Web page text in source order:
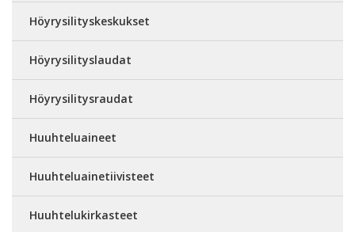
Höyrysilityskeskukset
Höyrysilityslaudat
Höyrysilitysraudat
Huuhteluaineet
Huuhteluainetiivisteet
Huuhtelukirkasteet